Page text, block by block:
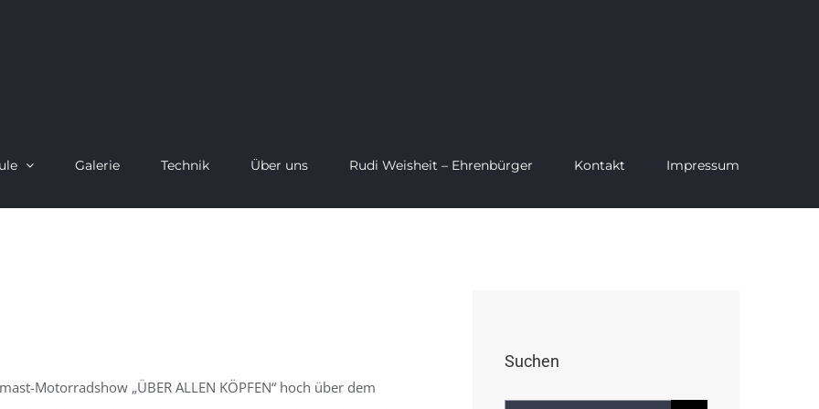
Galerie Technik Über uns Rudi Weisheit – Ehrenbürger Kontakt Impressum
Motorradshow „ÜBER ALLEN KÖPFEN“ hoch über dem
Suchen